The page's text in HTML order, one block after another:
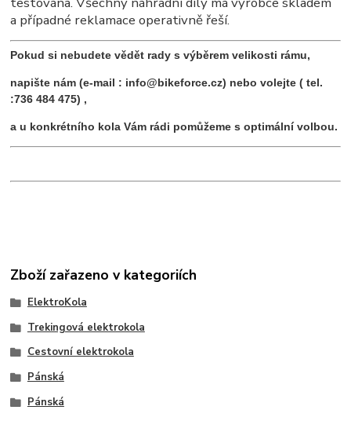
a případné reklamace operativně řeší.
Pokud si nebudete vědět rady s výběrem velikosti rámu,
napište nám (e-mail : info@bikeforce.cz) nebo volejte ( tel.
:736 484 475) ,
a u konkrétního kola Vám rádi pomůžeme s optimální volbou.
Zboží zařazeno v kategoriích
ElektroKola
Trekingová elektrokola
Cestovní elektrokola
Pánská
Pánská